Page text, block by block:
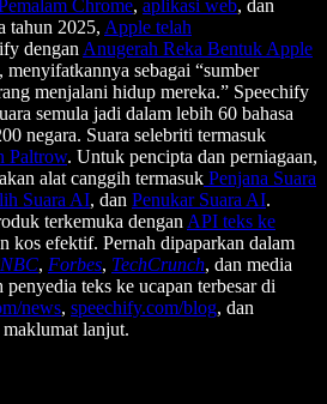
Pemalam Chrome, aplikasi web, dan
tahun 2025, Apple telah
dengan Anugerah Reka Bentuk Apple
, menyifatkannya sebagai “sumber
menjalani hidup mereka.” Speechify
semula jadi dalam lebih 60 bahasa
negara. Suara selebriti termasuk
Paltrow. Untuk pencipta dan perniagaan,
alat canggih termasuk Penjana Suara
Suara AI, dan Penukar Suara AI.
terkemuka dengan API teks ke
kos efektif. Pernah dipaparkan dalam
, Forbes, TechCrunch, dan media
teks ke ucapan terbesar di
news, speechify.com/blog, dan
lanjut.